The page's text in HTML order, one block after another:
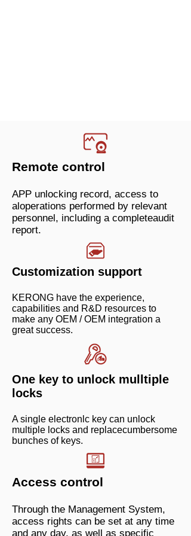
Remote control
APP unlocking record, access to
aloperations performed by relevant
personnel, including a completeaudit
report.
Customization support
KERONG have the experience,
capabilities and R&D resources to
make any OEM / OEM integration a
great success.
One key to unlock mulltiple
locks
A single electronlc key can unlock
multiple locks and replacecumbersome
bunches of keys.
Access control
Through the Management System,
access rights can be set at any time
and any day, as well as specific